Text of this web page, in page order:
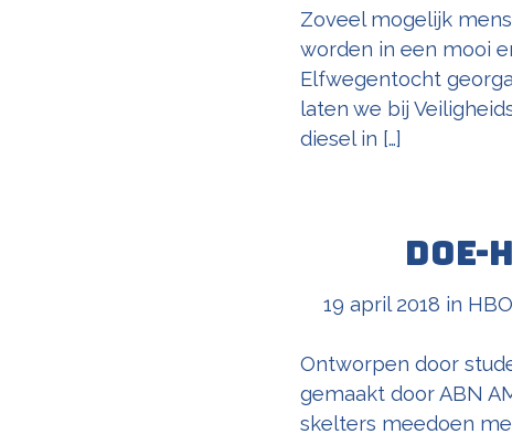
Zoveel mogelijk
worden in een mooi
Elfwegentocht
laten we bij
diesel in […]
19 april 2018 in HBO
Ontworpen door
gemaakt door ABN
skelters meedoen